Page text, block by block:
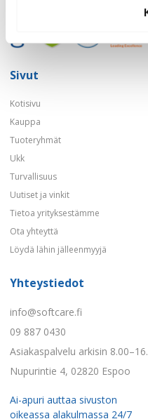
Sivut
Kotisivu
Kauppa
Tuoteryhmät
Ukk
Turvallisuus
Uutiset ja vinkit
Tietoa yrityksestämme
Ota yhteyttä
Löydä lähin jälleenmyyjä
Yhteystiedot
info@softcare.fi
09 887 0430
Asiakaspalvelu arkisin
Nupurintie 4, 02820 Espoo
Ai-apuri auttaa sivuston
oikeassa alakulmassa 24/7